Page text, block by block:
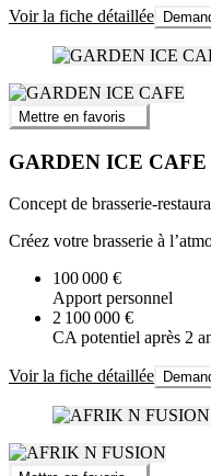
Voir la fiche détaillée
Mettre en favoris
GARDEN ICE CAFE
Concept de brasserie-
Créez votre brasserie à
100 000 €
Apport personnel
2 100 000 €
CA potentiel après 2
Voir la fiche détaillée